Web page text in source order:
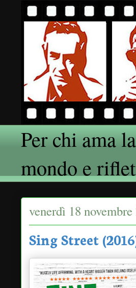
Per chi ama
mondo e
venerdì 18 novembre
Sing Street